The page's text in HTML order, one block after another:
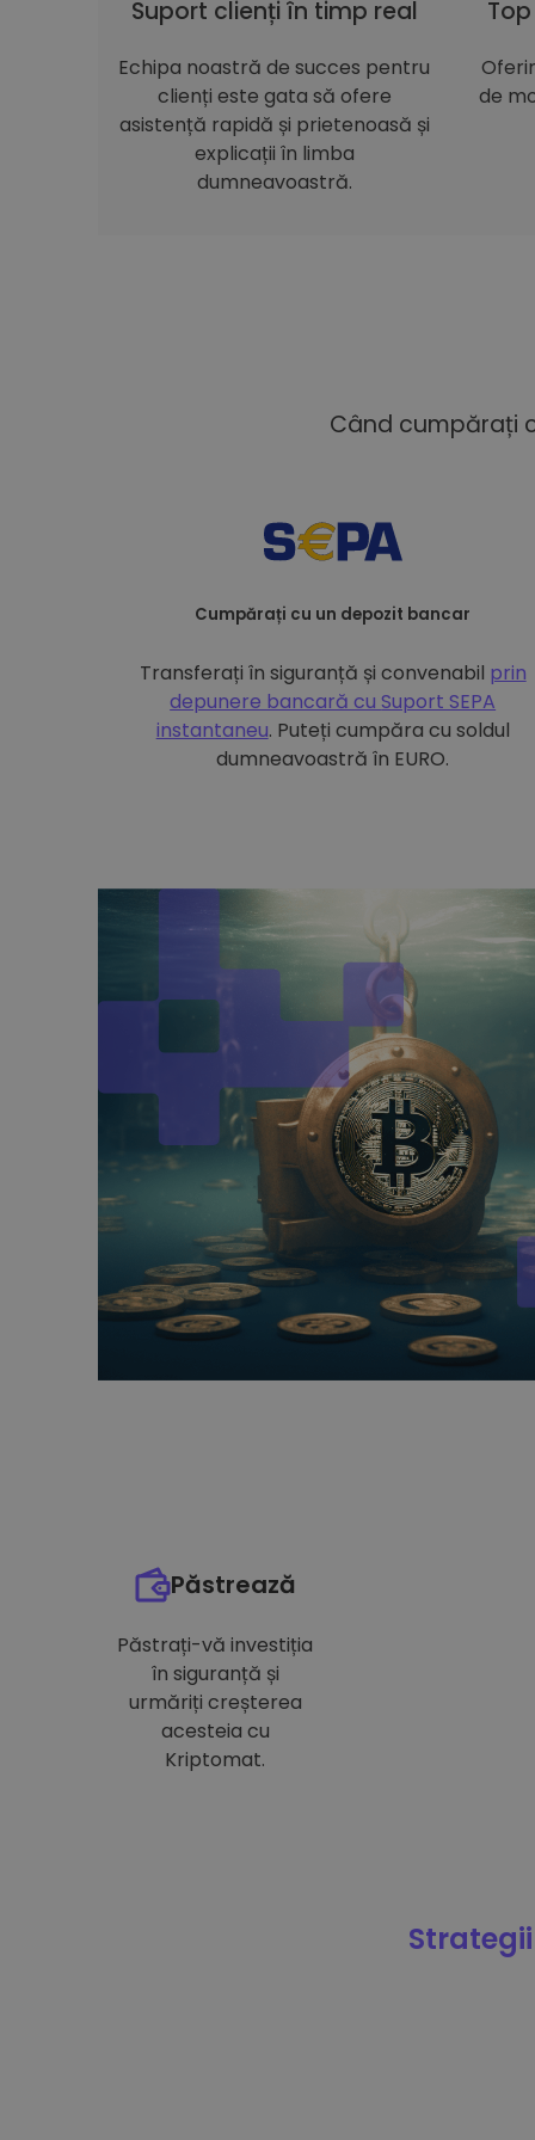
Suport clienți în timp real
Echipa noastră de succes pentru
clienți este gata să ofere
asistență rapidă și prietenoasă și
explicații în limba
dumneavoastră.
de
Când cumpărați
Cumpărați cu un depozit bancar
Transferați în siguranță și convenabil prin
depunere bancară cu Suport SEPA
instantaneu. Puteți cumpăra cu soldul
dumneavoastră în EURO.
Păstrează
Păstrați-vă investiția
în siguranță și
urmăriți creșterea
acesteia cu
Kriptomat.